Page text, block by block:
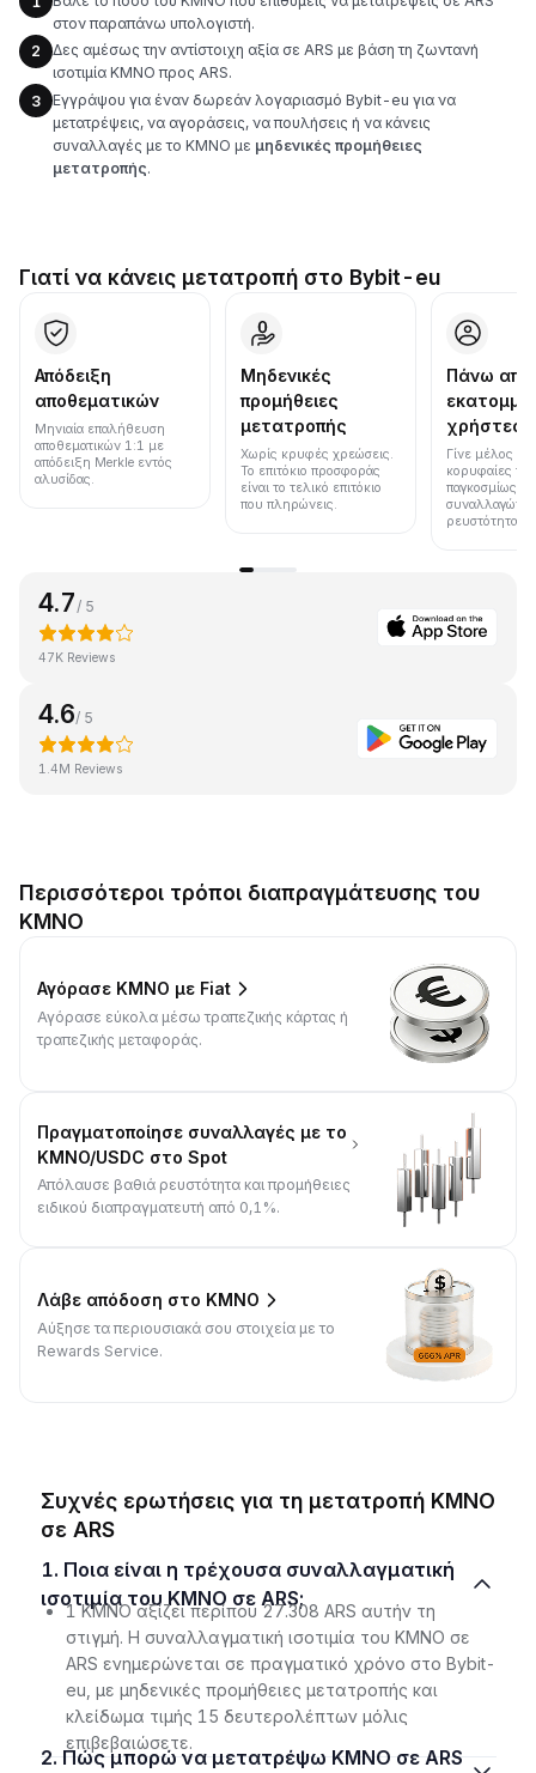
στον παραπάνω υπολογιστή.
2
Δες αμέσως την αντίστοιχη αξία σε ARS με βάση τη ζωντανή
ισοτιμία KMNO προς ARS.
3
Εγγράψου για έναν δωρεάν λογαριασμό Bybit-eu για να
μετατρέψεις, να αγοράσεις, να πουλήσεις ή να κάνεις
συναλλαγές με το KMNO με μηδενικές προμήθειες
μετατροπής.
Γιατί να κάνεις μετατροπή στο Bybit-eu
Απόδειξη
αποθεματικών
Μηνιαία επαλήθευση
αποθεματικών 1:1 με
απόδειξη Merkle εντός
αλυσίδας.
Μηδενικές
προμήθειες
μετατροπής
Χωρίς κρυφές χρεώσεις.
Το επιτόκιο προσφοράς
είναι το τελικό επιτόκιο
που πληρώνεις.
Πάνω από
χρήστες
Γίνε μέλος
κορυφαίες
παγκοσμίως
συναλλαγών
ρευστότητα.
4.7 / 5
47K Reviews
4.6/ 5
1.4M Reviews
Περισσότεροι τρόποι διαπραγμάτευσης του
KMNO
Αγόρασε KMNO με Fiat
Αγόρασε εύκολα μέσω τραπεζικής κάρτας ή
τραπεζικής μεταφοράς.
Πραγματοποίησε συναλλαγές με το
KMNO/USDC στο Spot
Απόλαυσε βαθιά ρευστότητα και προμήθειες
ειδικού διαπραγματευτή από 0,1%.
Λάβε απόδοση στο KMNO
Αύξησε τα περιουσιακά σου στοιχεία με το
Rewards Service.
Συχνές ερωτήσεις για τη μετατροπή KMNO
σε ARS
1. Ποια είναι η τρέχουσα συναλλαγματική
ισοτιμία του KMNO σε ARS;
1 KMNO αξίζει περίπου 27.308 ARS αυτήν τη
στιγμή. Η συναλλαγματική ισοτιμία του KMNO σε
ARS ενημερώνεται σε πραγματικό χρόνο στο Bybit-
eu, με μηδενικές προμήθειες μετατροπής και
κλείδωμα τιμής 15 δευτερολέπτων μόλις
επιβεβαιώσετε.
2. Πώς μπορώ να μετατρέψω KMNO σε ARS